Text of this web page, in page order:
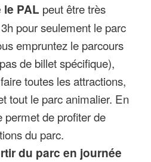
PAL peut être très
pour seulement le parc
empruntez le parcours
de billet spécifique),
toutes les attractions,
tout le parc animalier. En
permet de profiter de
du parc.
du parc en journée